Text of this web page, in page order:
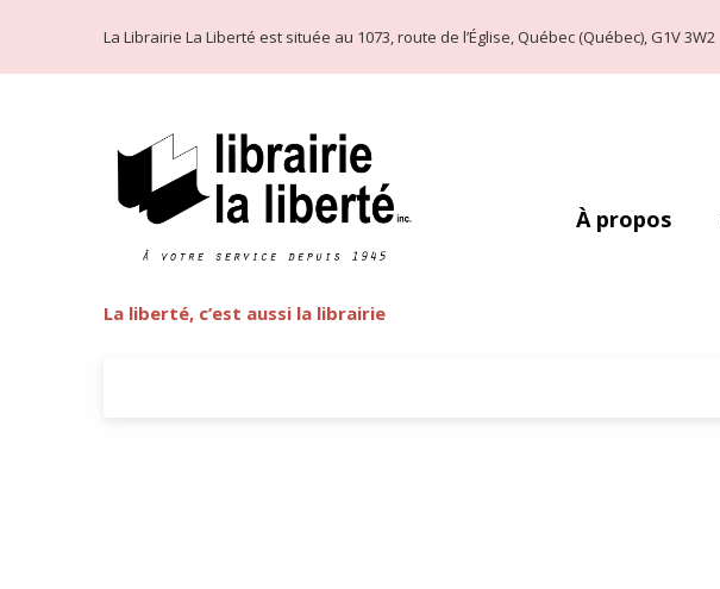
La Librairie La Liberté est située au 1073, route de l’Église, Québec (Québec), G1V 3W2
La liberté, c’est aussi la librairie
À propos